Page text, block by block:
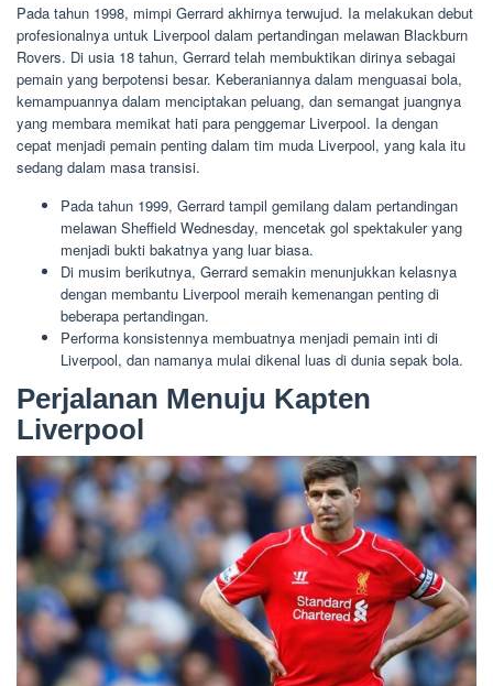
Pada tahun 1998, mimpi Gerrard akhirnya terwujud. Ia melakukan debut
profesionalnya untuk Liverpool dalam pertandingan melawan Blackburn
Rovers. Di usia 18 tahun, Gerrard telah membuktikan dirinya sebagai
pemain yang berpotensi besar. Keberaniannya dalam menguasai bola,
kemampuannya dalam menciptakan peluang, dan semangat juangnya
yang membara memikat hati para penggemar Liverpool. Ia dengan
cepat menjadi pemain penting dalam tim muda Liverpool, yang kala itu
sedang dalam masa transisi.
Pada tahun 1999, Gerrard tampil gemilang dalam pertandingan
melawan Sheffield Wednesday, mencetak gol spektakuler yang
menjadi bukti bakatnya yang luar biasa.
Di musim berikutnya, Gerrard semakin menunjukkan kelasnya
dengan membantu Liverpool meraih kemenangan penting di
beberapa pertandingan.
Performa konsistennya membuatnya menjadi pemain inti di
Liverpool, dan namanya mulai dikenal luas di dunia sepak bola.
Perjalanan Menuju Kapten
Liverpool